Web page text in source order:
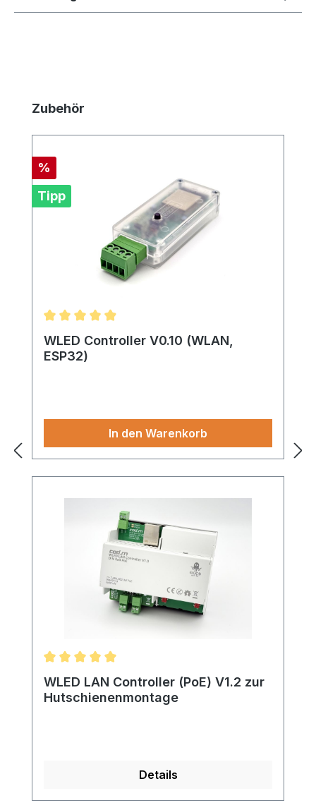
Produktgalerie überspringen
Zubehör
Rabatt
%
Tipp
Durchschnittliche Bewertung von 4.95 von 5
WLED Controller V0.10 (WLAN,
ESP32)
In den Warenkorb
Durchschnittliche Bewertung von 5 von 5 Sternen
WLED LAN Controller (PoE) V1.2 zur
Hutschienenmontage
Details